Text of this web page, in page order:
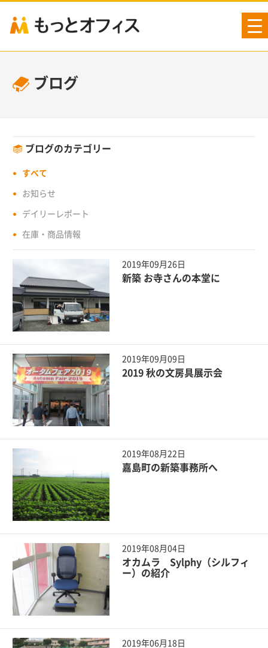
ブログ
ブログのカテゴリー
すべて
お知らせ
デイリーレポート
在庫・商品情報
2019年09月26日
新築 お寺さんの本堂に
2019年09月09日
2019 秋の文房具展示会
2019年08月22日
嘉島町の新築事務所へ
2019年08月04日
オカムラ Sylphy（シルフィ
ー）の紹介
2019年06月18日